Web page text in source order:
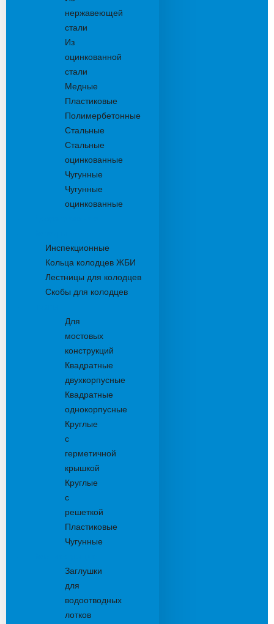
нержавеющей
стали
Из
оцинкованной
стали
Медные
Пластиковые
Полимербетонные
Стальные
Стальные
оцинкованные
Чугунные
Чугунные
оцинкованные
Инспекционные
Кольца колодцев ЖБИ
Лестницы для колодцев
Скобы для колодцев
Для
мостовых
конструкций
Квадратные
двухкорпусные
Квадратные
однокорпусные
Круглые
с
герметичной
крышкой
Круглые
с
решеткой
Пластиковые
Чугунные
Заглушки
для
водоотводных
лотков